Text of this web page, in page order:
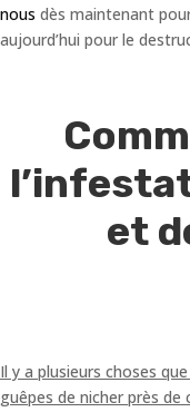
nous dès maintenant
aujourd’hui pour le
et
Il y a plusieurs choses
guêpes de nicher près de